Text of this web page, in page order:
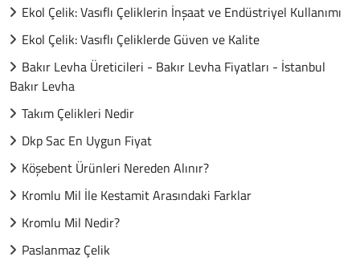
Ekol Çelik: Vasıflı Çeliklerin İnşaat ve Endüstriyel Kullanımı
Ekol Çelik: Vasıflı Çeliklerde Güven ve Kalite
Bakır Levha Üreticileri - Bakır Levha Fiyatları - İstanbul
Bakır Levha
Takım Çelikleri Nedir
Dkp Sac En Uygun Fiyat
Köşebent Ürünleri Nereden Alınır?
Kromlu Mil İle Kestamit Arasındaki Farklar
Kromlu Mil Nedir?
Paslanmaz Çelik